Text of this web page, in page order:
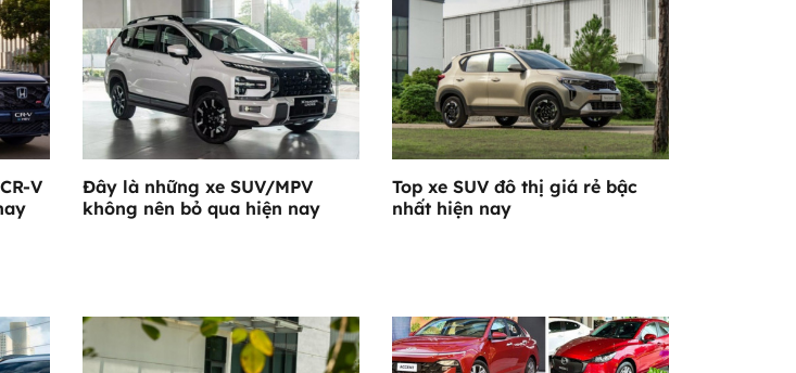
V
Đây là những xe SUV/MPV
không nên bỏ qua hiện nay
Top xe SUV đô thị giá rẻ bậc
nhất hiện nay